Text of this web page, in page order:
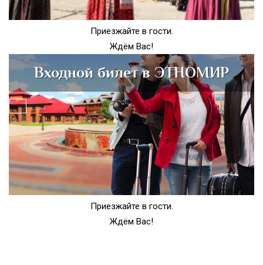
Приезжайте в гости.
Ждём Вас!
Входной билет в ЭТНОМИР
Приезжайте в гости.
Ждём Вас!